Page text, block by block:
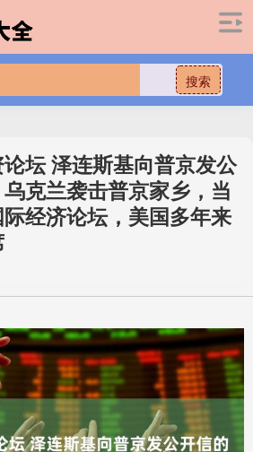
搜索
坛 泽连斯基向普京发公
克兰袭击普京家乡，当
经济论坛，美国多年来